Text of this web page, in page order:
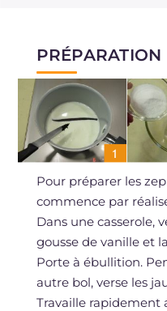
PRÉPARATION
Pour préparer les
commence par
Dans une casserole,
gousse de vanille et
Porte à ébullition.
autre bol, verse les
Travaille rapidement